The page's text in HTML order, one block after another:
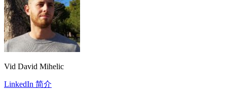
Vid David Mihelic
LinkedIn 简介